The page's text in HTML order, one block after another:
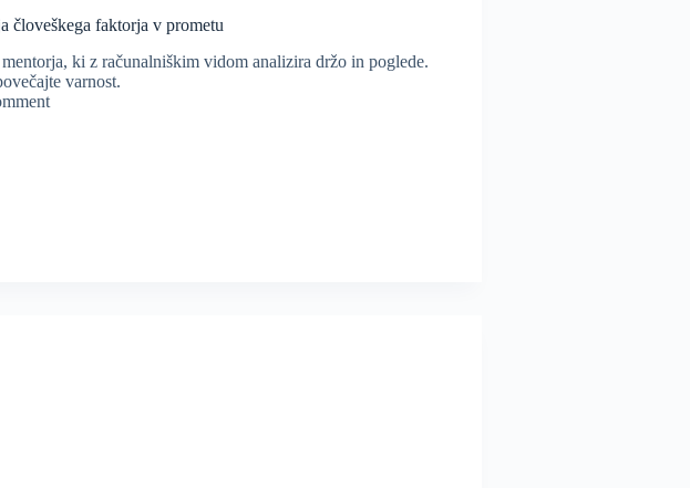
človeškega faktorja v prometu
ki z računalniškim vidom analizira držo in poglede.
varnost.